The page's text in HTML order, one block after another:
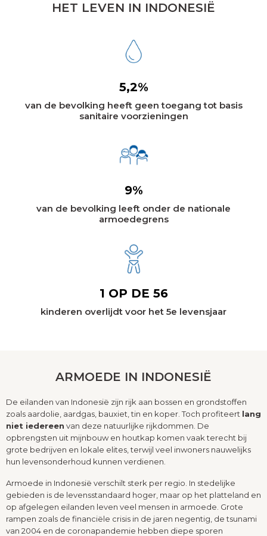
HET LEVEN IN INDONESIË
5,2%
van de bevolking heeft geen toegang tot basis
sanitaire voorzieningen
9%
van de bevolking leeft onder de nationale
armoedegrens
1 OP DE 56
kinderen overlijdt voor het 5e levensjaar
ARMOEDE IN INDONESIË
De eilanden van Indonesië zijn rijk aan bossen en grondstoffen
zoals aardolie, aardgas, bauxiet, tin en koper. Toch profiteert lang
niet iedereen van deze natuurlijke rijkdommen. De
opbrengsten uit mijnbouw en houtkap komen vaak terecht bij
grote bedrijven en lokale elites, terwijl veel inwoners nauwelijks
hun levensonderhoud kunnen verdienen.
Armoede in Indonesië verschilt sterk per regio. In stedelijke
gebieden is de levensstandaard hoger, maar op het platteland en
op afgelegen eilanden leven veel mensen in armoede. Grote
rampen zoals de financiële crisis in de jaren negentig, de tsunami
van 2004 en de coronapandemie hebben diepe sporen